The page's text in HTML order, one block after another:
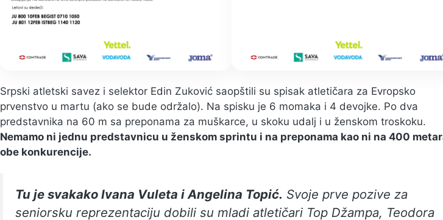
Srpski atletski savez i selektor Edin Zuković saopštili su spisak atletičara za Evropsko
prvenstvo u martu (ako se bude održalo). Na spisku je 6 momaka i 4 devojke. Po dva
predstavnika na 60 m sa preponama za muškarce, u skoku udalj i u ženskom troskoku.
Nemamo ni jednu predstavnicu u ženskom sprintu i na preponama kao ni na 400
obe konkurencije.
Tu je svakako Ivana Vuleta i Angelina Topić. Svoje prve pozive za
seniorsku reprezentaciju dobili su mladi atletičari Top Džampa, Teodora